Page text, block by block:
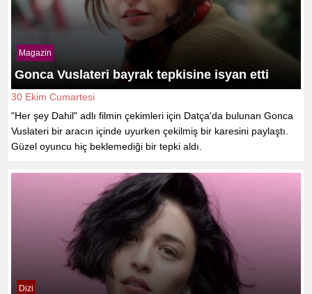
Magazin
Gonca Vuslateri bayrak tepkisine isyan etti
30 Ekim Cumartesi
"Her şey Dahil" adlı filmin çekimleri için Datça'da bulunan Gonca
Vuslateri bir aracın içinde uyurken çekilmiş bir karesini paylaştı.
Güzel oyuncu hiç beklemediği bir tepki aldı.
Dizi